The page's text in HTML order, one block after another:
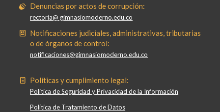
Denuncias por actos de corrupción:
rectoria@ gimnasiomoderno.edu.co
Notificaciones judiciales, administrativas, tributarias
o de órganos de control:
notificaciones@gimnasiomoderno.edu.co
Políticas y cumplimiento legal:
Política de Seguridad y Privacidad de la Información
Política de Tratamiento de Datos